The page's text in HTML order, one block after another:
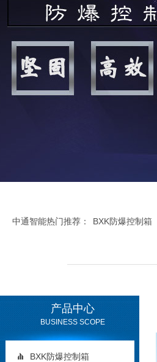
中通智能热门推荐： BXK防爆控制箱
产品中心
BUSINESS SCOPE
BXK防爆控制箱